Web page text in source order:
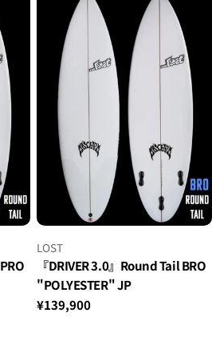
ベ
ン
ダ
ー：
LOST
『DRIVER 3.0』Round Tail BRO
"POLYESTER" JP
通
¥139,900